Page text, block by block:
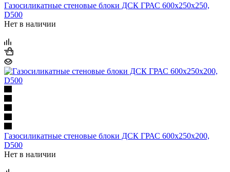
Газосиликатные стеновые блоки ДСК ГРАС 600х250х250,
D500
Нет в наличии
Газосиликатные стеновые блоки ДСК ГРАС 600х250х200,
D500
Нет в наличии